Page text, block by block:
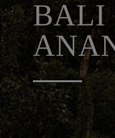
BALI